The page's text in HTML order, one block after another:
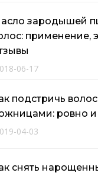
зародышей
применение,
06-17
подстричь
ровно и
04-03
снять